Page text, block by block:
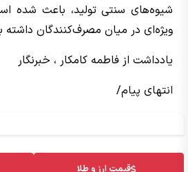
شیوه‌های سنتی تولید، باعث شده
ویژه‌ای در میان مصرف‌کنندگان داشته
یادداشت از فاطمه کامکار ، خبرنگار
انتهای پیام/
قیمت ارز و طلا